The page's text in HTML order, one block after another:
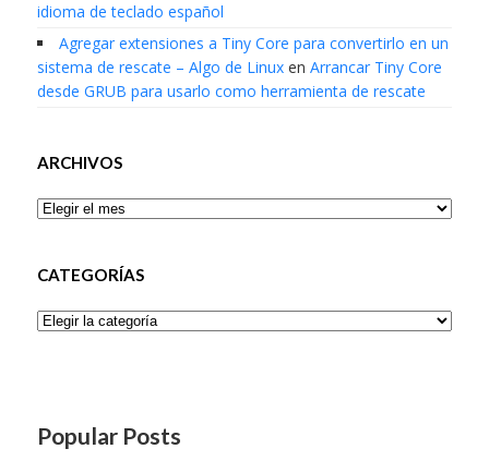
idioma de teclado español
Agregar extensiones a Tiny Core para convertirlo en un
sistema de rescate – Algo de Linuxen Arrancar Tiny Core
desde GRUB para usarlo como herramienta de rescate
ARCHIVOS
Archivos
CATEGORÍAS
Categorías
Popular Posts